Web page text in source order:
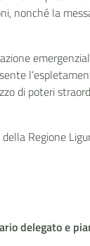
nonché la
di poteri
della Regione
delegato e